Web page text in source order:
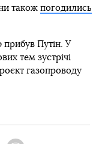
також погодились
прибув Путін. У
тем зустрічі
газопроводу